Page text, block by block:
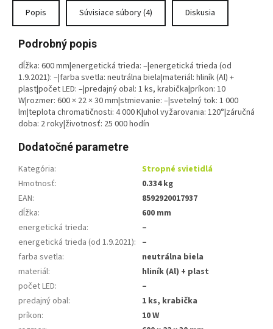
Popis Súvisiace súbory (4) Diskusia
Podrobný popis
dĺžka: 600 mm|energetická trieda: –|energetická trieda (od
1.9.2021): –|farba svetla: neutrálna biela|materiál: hliník (Al) +
plast|počet LED: –|predajný obal: 1 ks, krabička|príkon: 10
W|rozmer: 600 × 22 × 30 mm|stmievanie: –|svetelný tok: 1 000
lm|teplota chromatičnosti: 4 000 K|uhol vyžarovania: 120°|záručná
doba: 2 roky|životnosť: 25 000 hodín
Dodatočné parametre
Kategória:
Stropné svietidlá
Hmotnosť:
0.334 kg
EAN:
8592920017937
dĺžka:
600 mm
energetická trieda:
–
energetická trieda (od 1.9.2021): –
farba svetla:
neutrálna biela
materiál:
hliník (Al) + plast
počet LED:
–
predajný obal:
1 ks, krabička
príkon:
10 W